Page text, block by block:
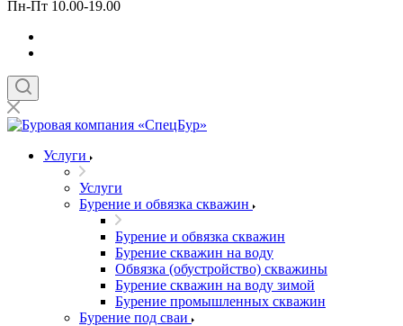
Пн-Пт 10.00-19.00
Услуги
Услуги
Бурение и обвязка скважин
Бурение и обвязка скважин
Бурение скважин на воду
Обвязка (обустройство) скважины
Бурение скважин на воду зимой
Бурение промышленных скважин
Бурение под сваи